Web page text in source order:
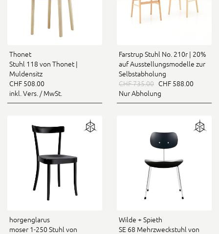
Thonet
Stuhl 118 von Thonet |
Muldensitz
CHF 508.00
inkl. Vers. / MwSt.
Farstrup Stuhl No. 210r | 20%
auf Ausstellungsmodelle zur
Selbstabholung
CHF 735.00 CHF 588.00
Nur Abholung
horgenglarus
moser 1-250 Stuhl von
Wilde + Spieth
SE 68 Mehrzweckstuhl von